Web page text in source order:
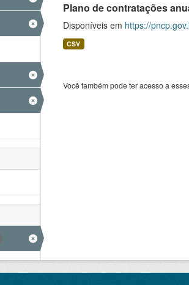
Plano de contratações
Disponíveis em https://
CSV
Você também pode ter acesso a